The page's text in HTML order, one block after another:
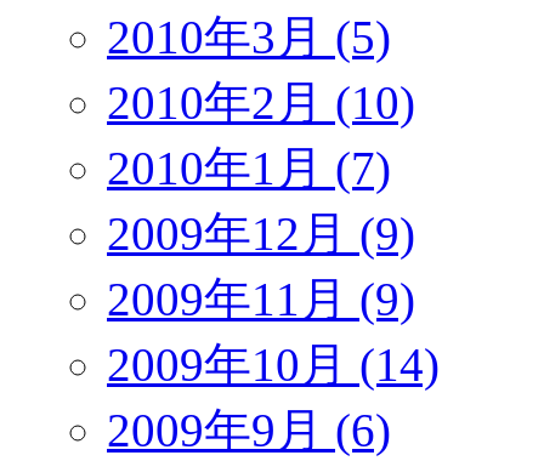
2010年3月 (5)
2010年2月 (10)
2010年1月 (7)
2009年12月 (9)
2009年11月 (9)
2009年10月 (14)
2009年9月 (6)